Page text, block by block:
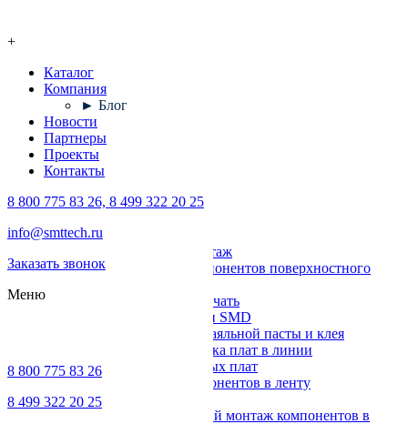
+
Каталог
Компания
► Блог
Новости
Партнеры
Проекты
Контакты
8 800 775 83 26, 8 499 322 20 25
info@smttech.ru
Заказать звонок
Меню
8 800 775 83 26
8 499 322 20 25
Каталог
Оборудование
Поверхностный монтаж
Установка компонентов поверхностного
Трафаретная печать
Печи для пайки SMD
Дозирование паяльной пасты и клея
Транспортировка плат в линии
Ремонт печатных плат
Упаковка компонентов в ленту
Выводной монтаж
Автоматический монтаж компонентов в